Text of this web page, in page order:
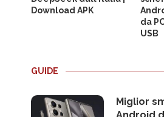
Download APK
da
USB
GUIDE
Miglior